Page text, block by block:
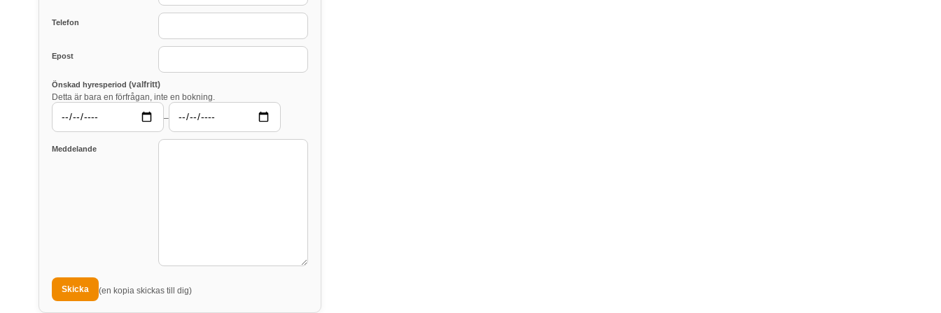
Telefon
Epost
Önskad hyresperiod (valfritt)
Detta är bara en förfrågan, inte en bokning.
–
Meddelande
(en kopia skickas till dig)